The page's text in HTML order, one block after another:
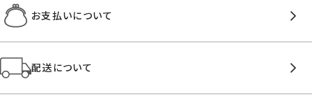
お支払いについて
配送について